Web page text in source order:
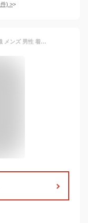
件) >
( 男羽織 デニム ) 羽織 デニム デニム羽織 メンズ 男性 着物 洗える 3color 和装 単衣 大きいサイズ M/L/LL 無地 黒 紺 青 おしゃれ 綿 薄手 春 夏 秋 通年 羽織紐 和風